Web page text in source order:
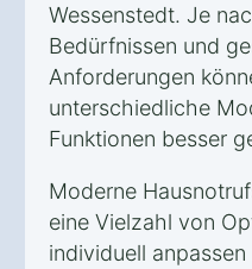
Wessenstedt. Je
Bedürfnissen und
Anforderungen
unterschiedliche
Funktionen besser
Moderne
eine Vielzahl von
individuell anpassen